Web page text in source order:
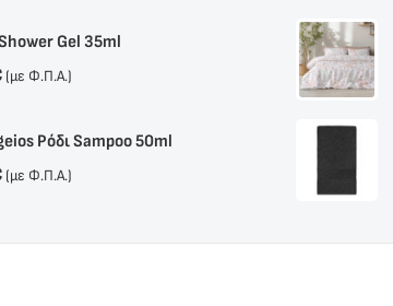
Gel 35ml
(με Φ.Π.Α.)
Ρόδι Sampoo 50ml
(με Φ.Π.Α.)